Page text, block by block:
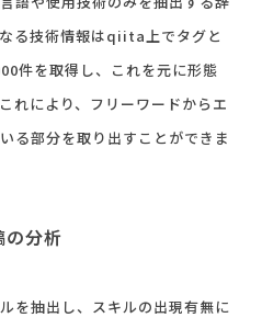
る技術情報はqiita上でタグと
件を取得し、これを元に形態
れにより、フリーワードからエ
る部分を取り出すことができま
の分析
を抽出し、スキルの出現有無に